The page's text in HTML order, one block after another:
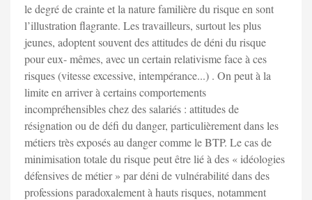
le degré de crainte et la nature familière du risque en sont
l’illustration flagrante. Les travailleurs, surtout les plus
jeunes, adoptent souvent des attitudes de déni du risque
pour eux- mêmes, avec un certain relativisme face à ces
risques (vitesse excessive, intempérance...) . On peut à la
limite en arriver à certains comportements
incompréhensibles chez des salariés : attitudes de
résignation ou de défi du danger, particulièrement dans les
métiers très exposés au danger comme le BTP. Le cas de
minimisation totale du risque peut être lié à des « idéologies
défensives de métier » par déni de vulnérabilité dans des
professions paradoxalement à hauts risques, notamment